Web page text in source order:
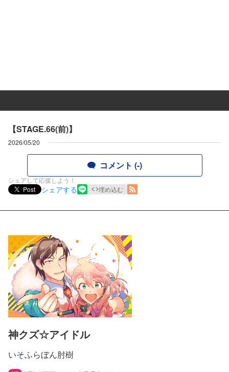
【STAGE.66(前)】
2026/05/20
コメント (-)
シェアして応援しよう！
Post
シェアする 埋め込む
神クズ☆アイドル
いそふらぼん肘樹